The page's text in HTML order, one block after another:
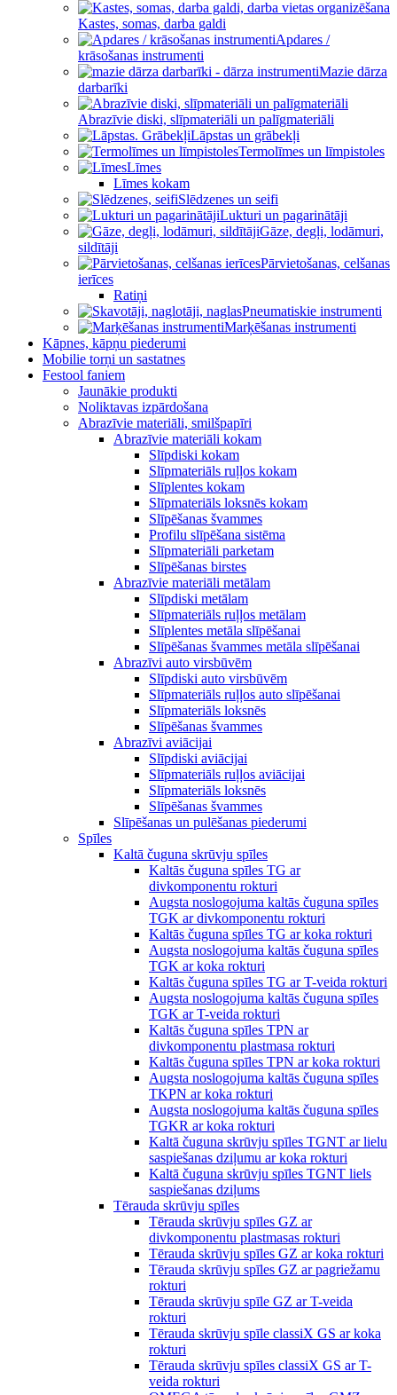
Kastes, somas, darba galdi
Apdares /
krāsošanas instrumenti
Mazie dārza
darbarīki
Abrazīvie diski, slīpmateriāli un palīgmateriāli
Lāpstas un grābekļi
Termolīmes un līmpistoles
Līmes
Līmes kokam
Slēdzenes un seifi
Lukturi un pagarinātāji
Gāze, degļi, lodāmuri,
sildītāji
Pārvietošanas, celšanas
ierīces
Ratiņi
Pneumatiskie instrumenti
Marķēšanas instrumenti
Kāpnes, kāpņu piederumi
Mobilie torņi un sastatnes
Festool faniem
Jaunākie produkti
Noliktavas izpārdošana
Abrazīvie materiāli, smilšpapīri
Abrazīvie materiāli kokam
Slīpdiski kokam
Slīpmateriāls ruļļos kokam
Slīplentes kokam
Slīpmateriāls loksnēs kokam
Slīpēšanas švammes
Profilu slīpēšana sistēma
Slīpmateriāli parketam
Slīpēšanas birstes
Abrazīvie materiāli metālam
Slīpdiski metālam
Slīpmateriāls ruļļos metālam
Slīplentes metāla slīpēšanai
Slīpēšanas švammes metāla slīpēšanai
Abrazīvi auto virsbūvēm
Slīpdiski auto virsbūvēm
Slīpmateriāls ruļļos auto slīpēšanai
Slīpmateriāls loksnēs
Slīpēšanas švammes
Abrazīvi aviācijai
Slīpdiski aviācijai
Slīpmateriāls ruļļos aviācijai
Slīpmateriāls loksnēs
Slīpēšanas švammes
Slīpēšanas un pulēšanas piederumi
Spīles
Kaltā čuguna skrūvju spīles
Kaltās čuguna spīles TG ar
divkomponentu rokturi
Augsta noslogojuma kaltās čuguna spīles
TGK ar divkomponentu rokturi
Kaltās čuguna spīles TG ar koka rokturi
Augsta noslogojuma kaltās čuguna spīles
TGK ar koka rokturi
Kaltās čuguna spīles TG ar T-veida rokturi
Augsta noslogojuma kaltās čuguna spīles
TGK ar T-veida rokturi
Kaltās čuguna spīles TPN ar
divkomponentu plastmasa rokturi
Kaltās čuguna spīles TPN ar koka rokturi
Augsta noslogojuma kaltās čuguna spīles
TKPN ar koka rokturi
Augsta noslogojuma kaltās čuguna spīles
TGKR ar koka rokturi
Kaltā čuguna skrūvju spīles TGNT ar lielu
saspiešanas dziļumu ar koka rokturi
Kaltā čuguna skrūvju spīles TGNT liels
saspiešanas dziļums
Tērauda skrūvju spīles
Tērauda skrūvju spīles GZ ar
divkomponentu plastmasas rokturi
Tērauda skrūvju spīles GZ ar koka rokturi
Tērauda skrūvju spīles GZ ar pagriežamu
rokturi
Tērauda skrūvju spīle GZ ar T-veida
rokturi
Tērauda skrūvju spīle classiX GS ar koka
rokturi
Tērauda skrūvju spīles classiX GS ar T-
veida rokturi